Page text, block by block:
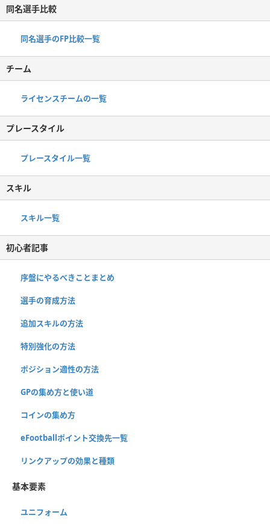
同名選手比較
同名選手のFP比較一覧
チーム
ライセンスチームの一覧
プレースタイル
プレースタイル一覧
スキル
スキル一覧
初心者記事
序盤にやるべきことまとめ
選手の育成方法
追加スキルの方法
特別強化の方法
ポジション適性の方法
GPの集め方と使い道
コインの集め方
eFootballポイント交換先一覧
リンクアップの効果と種類
基本要素
ユニフォーム